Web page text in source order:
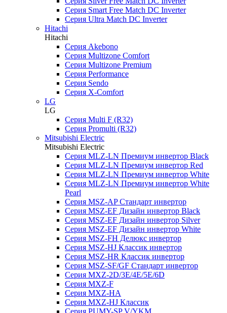
Серия Smart Free Match DC Inverter
Серия Ultra Match DC Inverter
Hitachi
Hitachi
Серия Akebono
Серия Multizone Comfort
Серия Multizone Premium
Серия Performance
Серия Sendo
Серия X-Comfort
LG
LG
Серия Multi F (R32)
Серия Promulti (R32)
Mitsubishi Electric
Mitsubishi Electric
Серия MLZ-LN Премиум инвертор Black
Серия MLZ-LN Премиум инвертор Red
Серия MLZ-LN Премиум инвертор White
Серия MLZ-LN Премиум инвертор White
Pearl
Серия MSZ-AP Стандарт инвертор
Серия MSZ-EF Дизайн инвертор Black
Серия MSZ-EF Дизайн инвертор Silver
Серия MSZ-EF Дизайн инвертор White
Серия MSZ-FH Делюкс инвертор
Серия MSZ-HJ Классик инвертор
Серия MSZ-HR Классик инвертор
Серия MSZ-SF/GF Стандарт инвертор
Серия MXZ-2D/3E/4E/5E/6D
Серия MXZ-F
Серия MXZ-HA
Серия MXZ-HJ Классик